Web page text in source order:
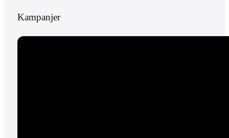
Kampanjer